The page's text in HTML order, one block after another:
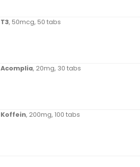
T3, 50mcg, 50 tabs
Acomplia, 20mg, 30 tabs
Koffein, 200mg, 100 tabs